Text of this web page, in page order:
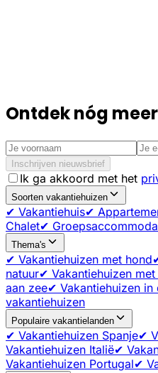
Ontdek nóg
Inschrijven nieuwsbrief
Ik ga akkoord met het
Soorten vakantiehuizen
✔ Vakantiehuis✔
Chalet✔
Thema's
✔ Vakantiehuizen met hond
natuur✔ Vakantiehuizen
aan zee✔ Vakantiehuizen in
vakantiehuizen
Populaire vakantielanden
✔ Vakantiehuizen Spanje✔
Vakantiehuizen Italië✔
Vakantiehuizen Portugal✔